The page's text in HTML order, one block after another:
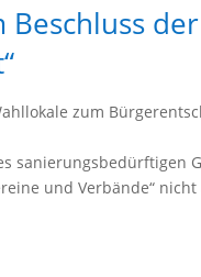
Beschluss
zum
sanierungsbedürftigen
und Verbände“